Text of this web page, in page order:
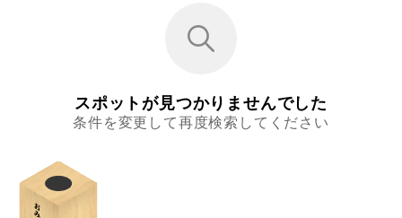
スポットが見つかりませんでした
条件を変更して再度検索してください